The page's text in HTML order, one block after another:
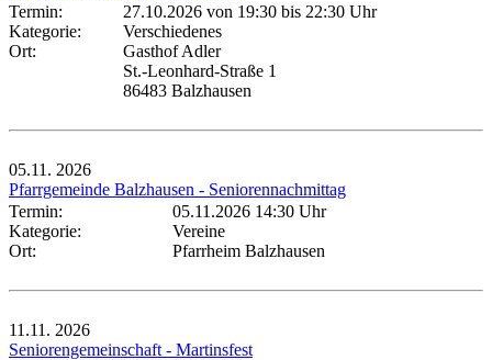
Termin:
27.10.2026 von 19:30 bis 22:30 Uhr
Kategorie:
Verschiedenes
Ort:
Gasthof Adler
St.-Leonhard-Straße 1
86483 Balzhausen
05.11. 2026
Pfarrgemeinde Balzhausen - Seniorennachmittag
Termin:
05.11.2026 14:30 Uhr
Kategorie:
Vereine
Ort:
Pfarrheim Balzhausen
11.11. 2026
Seniorengemeinschaft - Martinsfest